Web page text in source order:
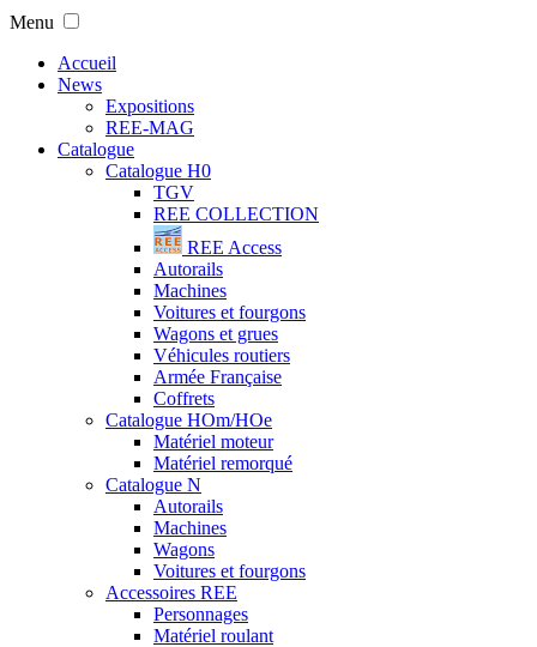
Menu
Accueil
News
Expositions
REE-MAG
Catalogue
Catalogue H0
TGV
REE COLLECTION
REE Access
Autorails
Machines
Voitures et fourgons
Wagons et grues
Véhicules routiers
Armée Française
Coffrets
Catalogue HOm/HOe
Matériel moteur
Matériel remorqué
Catalogue N
Autorails
Machines
Wagons
Voitures et fourgons
Accessoires REE
Personnages
Matériel roulant